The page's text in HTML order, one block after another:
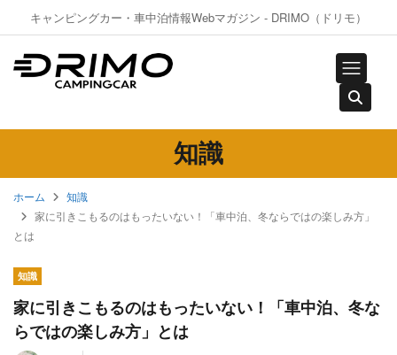
キャンピングカー・車中泊情報Webマガジン - DRIMO（ドリモ）
知識
ホーム
知識
家に引きこもるのはもったいない！「車中泊、冬ならではの楽しみ方」
とは
知識
家に引きこもるのはもったいない！「車中泊、冬な
らではの楽しみ方」とは